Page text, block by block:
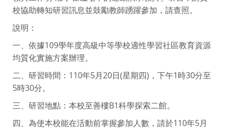
校協助轉知研習訊息並鼓勵教師踴躍參加，請查照。
說明：
一、依據109學年度高級中等學校適性學習社區教育資源
均質化實施方案辦理。
二、研習時間：110年5月20日(星期四)，下午1時30分至
5時30分。
三、研習地點：本校至善樓B1科學探索二館。
四、為使本校能在活動前掌握參加人數，請於110年5月